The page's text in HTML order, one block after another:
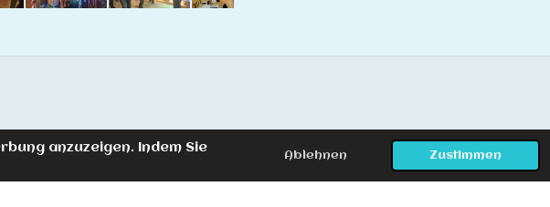
anzuzeigen. Indem Sie
Ablehnen Zustimmen